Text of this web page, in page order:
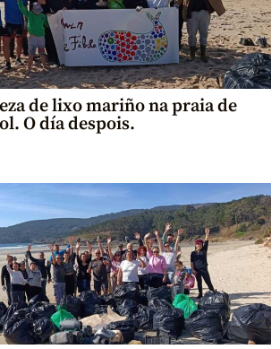
de lixo mariño na praia de
O día despois.